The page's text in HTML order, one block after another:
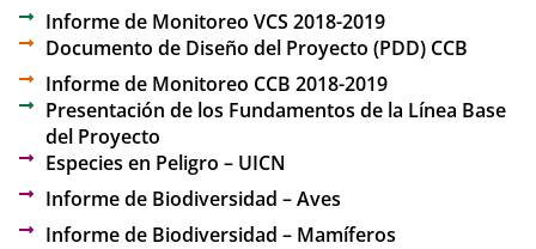
Informe de Monitoreo VCS 2018-2019
Documento de Diseño del Proyecto (PDD) CCB
Informe de Monitoreo CCB 2018-2019
Presentación de los Fundamentos de la Línea Base
del Proyecto
Especies en Peligro – UICN
Informe de Biodiversidad – Aves
Informe de Biodiversidad – Mamíferos